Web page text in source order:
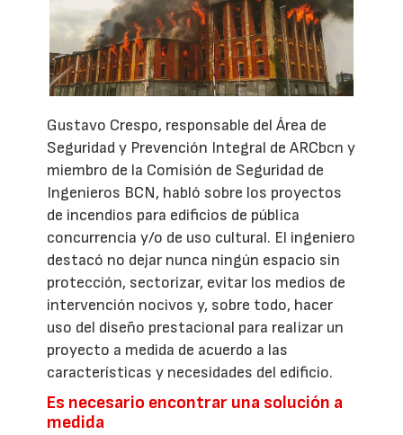
Gustavo Crespo, responsable del Área de
Seguridad y Prevención Integral de ARCbcn y
miembro de la Comisión de Seguridad de
Ingenieros BCN, habló sobre los proyectos
de incendios para edificios de pública
concurrencia y/o de uso cultural. El ingeniero
destacó no dejar nunca ningún espacio sin
protección, sectorizar, evitar los medios de
intervención nocivos y, sobre todo, hacer
uso del diseño prestacional para realizar un
proyecto a medida de acuerdo a las
características y necesidades del edificio.
Es necesario encontrar una solución a
medida